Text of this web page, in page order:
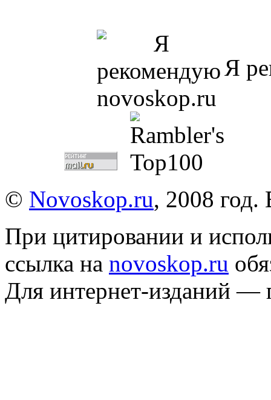
Я
© Novoskop.ru, 2008
При цитировании и
ссылка на novoskop.ru
Для интернет-изданий —